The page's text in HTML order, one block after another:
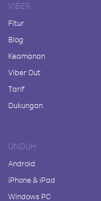
VIBER
Fitur
Blog
Keamanan
Viber Out
Tarif
Dukungan
UNDUH
Android
iPhone & iPad
Windows PC